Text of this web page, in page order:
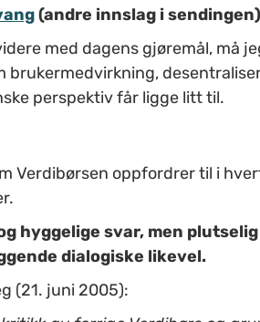
(andre innslag i
med dagens gjøremål, må
brukermedvirkning,
perspektiv får ligge litt til.
Verdibørsen oppfordrer til i
hyggelige svar, men
dialogiske likevel.
(21. juni 2005):